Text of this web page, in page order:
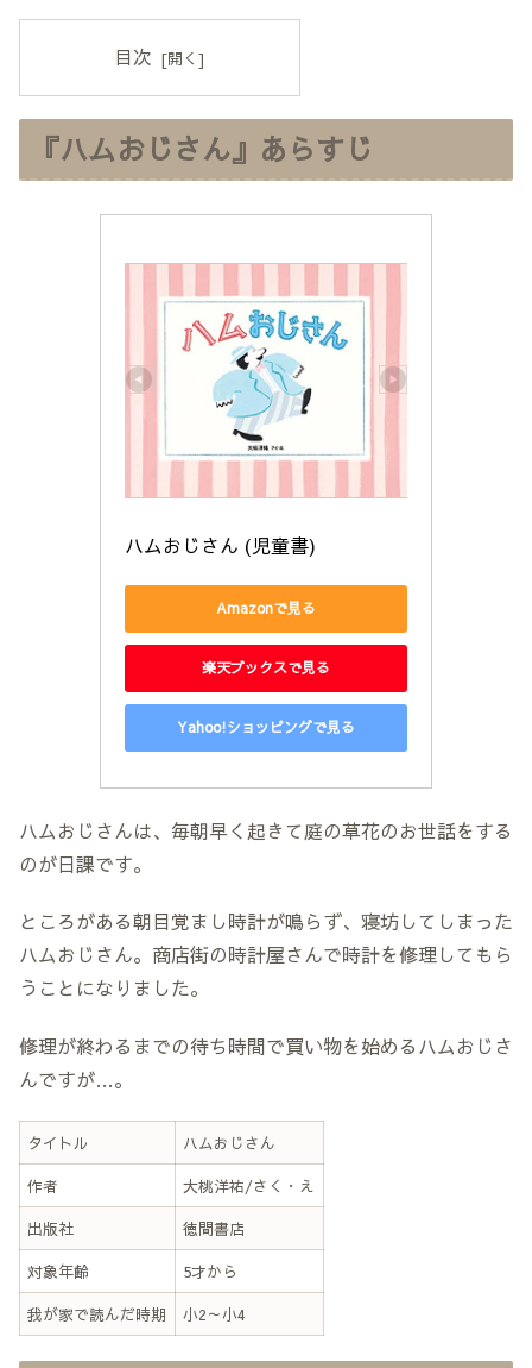
目次
『ハムおじさん』あらすじ
ハムおじさん (児童書)
Amazonで見る
楽天ブックスで見る
Yahoo!ショッピングで見る
ハムおじさんは、毎朝早く起きて庭の草花のお世話をする
のが日課です。
ところがある朝目覚まし時計が鳴らず、寝坊してしまった
ハムおじさん。商店街の時計屋さんで時計を修理してもら
うことになりました。
修理が終わるまでの待ち時間で買い物を始めるハムおじさ
んですが…。
タイトル ハムおじさん
作者 大桃洋祐/さく・え
出版社 徳間書店
対象年齢 5才から
我が家で読んだ時期 小2～小4